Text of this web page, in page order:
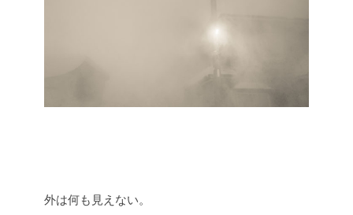
外は何も見えない。